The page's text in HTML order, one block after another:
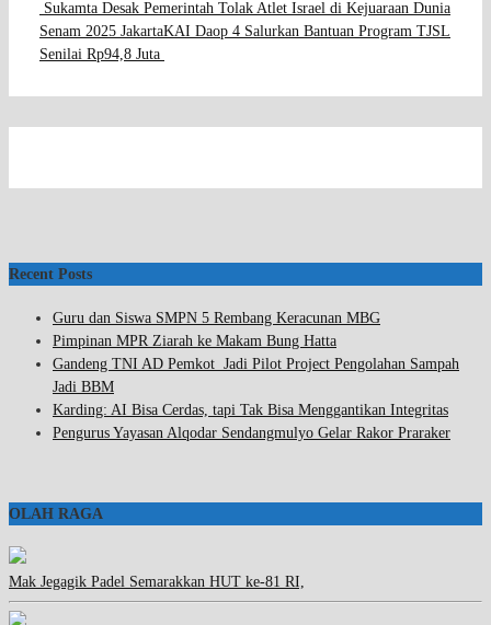
Sukamta Desak Pemerintah Tolak Atlet Israel di Kejuaraan Dunia
Senam 2025 JakartaKAI Daop 4 Salurkan Bantuan Program TJSL
Senilai Rp94,8 Juta
Recent Posts
Guru dan Siswa SMPN 5 Rembang Keracunan MBG
Pimpinan MPR Ziarah ke Makam Bung Hatta
Gandeng TNI AD Pemkot Jadi Pilot Project Pengolahan Sampah
Jadi BBM
Karding: AI Bisa Cerdas, tapi Tak Bisa Menggantikan Integritas
Pengurus Yayasan Alqodar Sendangmulyo Gelar Rakor Praraker
OLAH RAGA
Mak Jegagik Padel Semarakkan HUT ke-81 RI,